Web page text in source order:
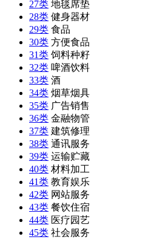
27类 地毯席垫
28类 健身器材
29类 食品
30类 方便食品
31类 饲料种籽
32类 啤酒饮料
33类 酒
34类 烟草烟具
35类 广告销售
36类 金融物管
37类 建筑修理
38类 通讯服务
39类 运输贮藏
40类 材料加工
41类 教育娱乐
42类 网站服务
43类 餐饮住宿
44类 医疗园艺
45类 社会服务